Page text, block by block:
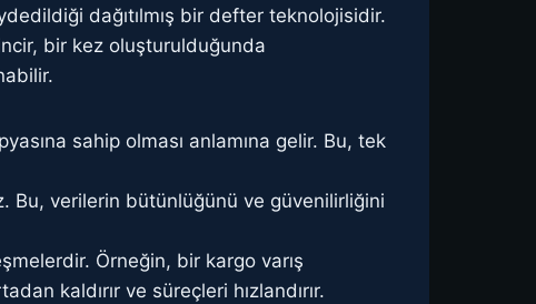
dağıtılmış bir defter teknolojisidir.
bir kez oluşturulduğunda
sahip olması anlamına gelir. Bu, tek
Bu, verilerin bütünlüğünü ve güvenilirliğini
Örneğin, bir kargo varış
kaldırır ve süreçleri hızlandırır.